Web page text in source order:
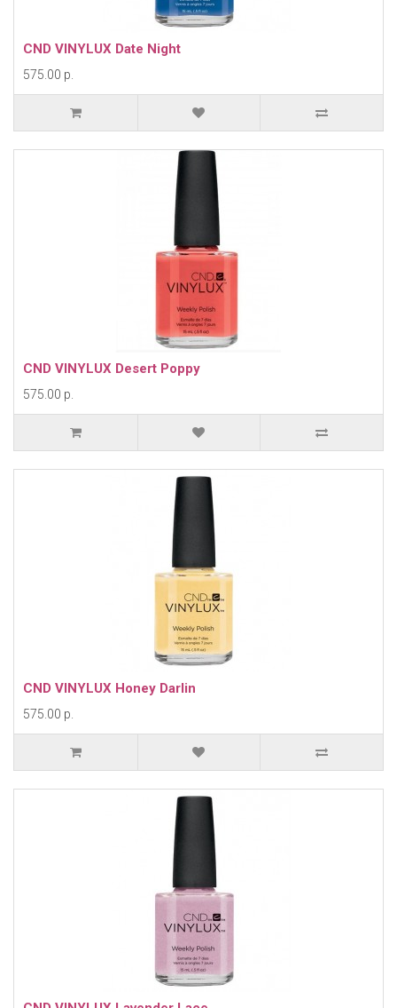
CND VINYLUX Date Night
575.00 р.
CND VINYLUX Desert Poppy
575.00 р.
CND VINYLUX Honey Darlin
575.00 р.